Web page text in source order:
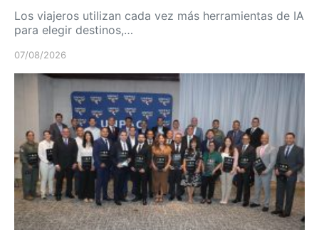
Los viajeros utilizan cada vez más herramientas de IA
para elegir destinos,…
07/08/2026